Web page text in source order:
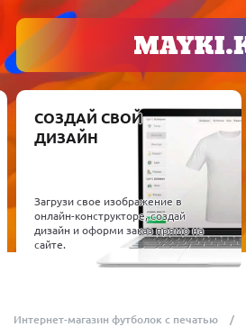
СОЗДАЙ СВОЙ
ДИЗАЙН
Загрузи свое изображение в
онлайн-конструкторе, создай
дизайн и оформи заказ прямо на
сайте.
Интернет-магазин футболок с печатью